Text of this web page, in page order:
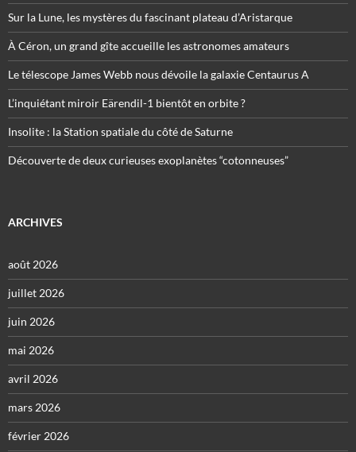
Sur la Lune, les mystères du fascinant plateau d’Aristarque
À Céron, un grand gîte accueille les astronomes amateurs
Le télescope James Webb nous dévoile la galaxie Centaurus A
L’inquiétant miroir Eärendil-1 bientôt en orbite ?
Insolite : la Station spatiale du côté de Saturne
Découverte de deux curieuses exoplanètes “cotonneuses”
ARCHIVES
août 2026
juillet 2026
juin 2026
mai 2026
avril 2026
mars 2026
février 2026